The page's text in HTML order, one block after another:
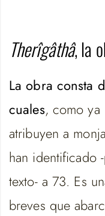
Therîgâthâ, la
La obra consta
cuales, como ya
atribuyen a
han identificado
texto- a 73. Es
breves que